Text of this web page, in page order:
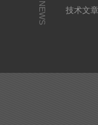
NEWS
技术文